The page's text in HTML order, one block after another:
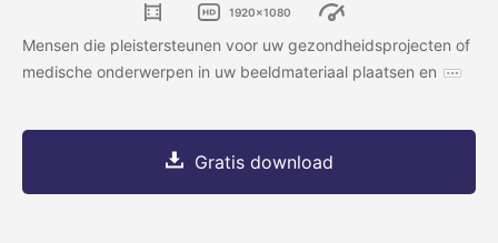
1920x1080
Mensen die pleistersteunen voor uw gezondheidsprojecten of
medische onderwerpen in uw beeldmateriaal plaatsen en
Gratis download